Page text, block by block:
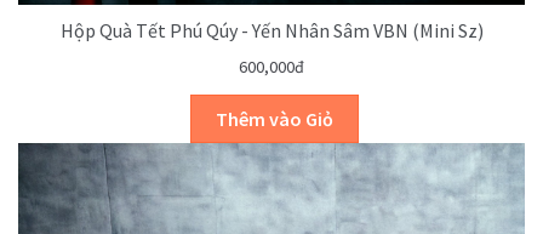
Hộp Quà Tết Phú Qúy - Yến Nhân Sâm VBN (mini Sz)
600,000đ